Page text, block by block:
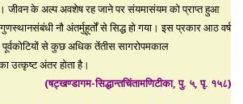
जीवन के अल्प अवशेष रह जाने पर संयमासंयम को प्राप्त हुआ
नौ अंतर्मुहूर्तों से सिद्ध हो गया। इस प्रकार आठ वर्ष
से कुछ अधिक तेंतीस सागरोपमकाल
उत्कृष्ट अंतर होता है।
(षट्खण्डागम-सिद्धान्तचिंतामणिटीका, पु. ५, पृ. १५८)